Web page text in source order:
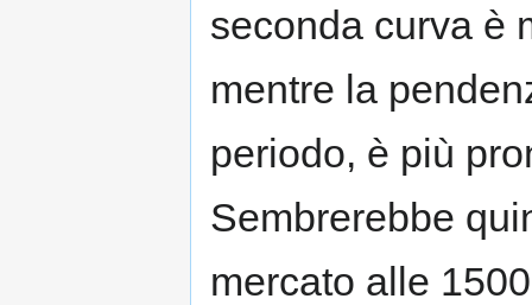
seconda curva è
mentre la
periodo, è più
Sembrerebbe
mercato alle